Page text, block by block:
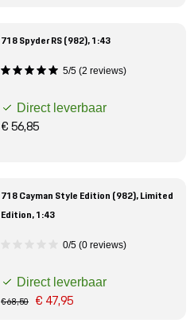
718 Spyder RS (982), 1:43
5/5 (2 reviews)
Direct leverbaar
€ 56,85
718 Cayman Style Edition (982), Limited
Edition, 1:43
0/5 (0 reviews)
Direct leverbaar
€ 68,50 € 47,95